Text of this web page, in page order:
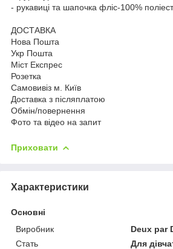
- рукавиці та шапочка фліс-100%
ДОСТАВКА
Нова Пошта
Укр Пошта
Міст Експрес
Розетка
Самовивіз м. Київ
Доставка з післяплатою
Обмін/повернення
Фото та відео на запит
Приховати
Характеристики
Основні
Виробник
Deux par
Стать
Для